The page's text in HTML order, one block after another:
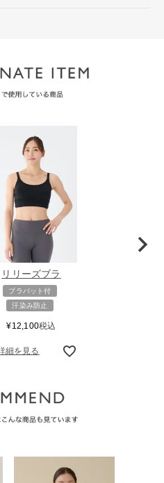
リリーズブラ
ブラパット付
汗染み防止
¥12,100税込
細を見る